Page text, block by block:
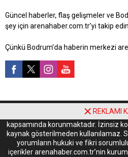
Güncel haberler, flaş gelişmeler ve
şey için arenahaber.com.tr’yi takip edin.
Çünkü Bodrum’da haberin merkezi
Yayınlanan tüm içerikler 5846 sayılı
kapsamında korunmaktadır. İzinsiz
kaynak gösterilmeden kullanılamaz.
yorumların hukuki ve fikri
içerikler arenahaber.com.tr’nin
REKLAMI